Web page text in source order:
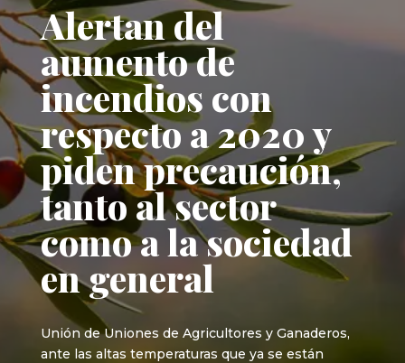
Alertan del
aumento de
incendios con
respecto a 2020 y
piden precaución,
tanto al sector
como a la sociedad
en general
Unión de Uniones de Agricultores y Ganaderos,
ante las altas temperaturas que ya se están